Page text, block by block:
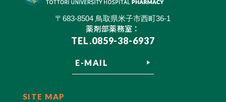
〒683-8504 鳥取県米子市西町36-1
薬剤部薬務室：
TEL.0859-38-6937
E-MAIL
SITE MAP